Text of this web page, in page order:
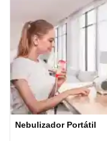
Nebulizador Portátil